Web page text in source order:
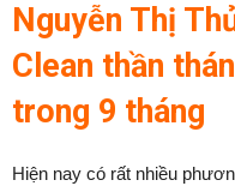
Nguyễn Thị
Clean thần
trong 9 tháng
Hiện nay có rất nhiều